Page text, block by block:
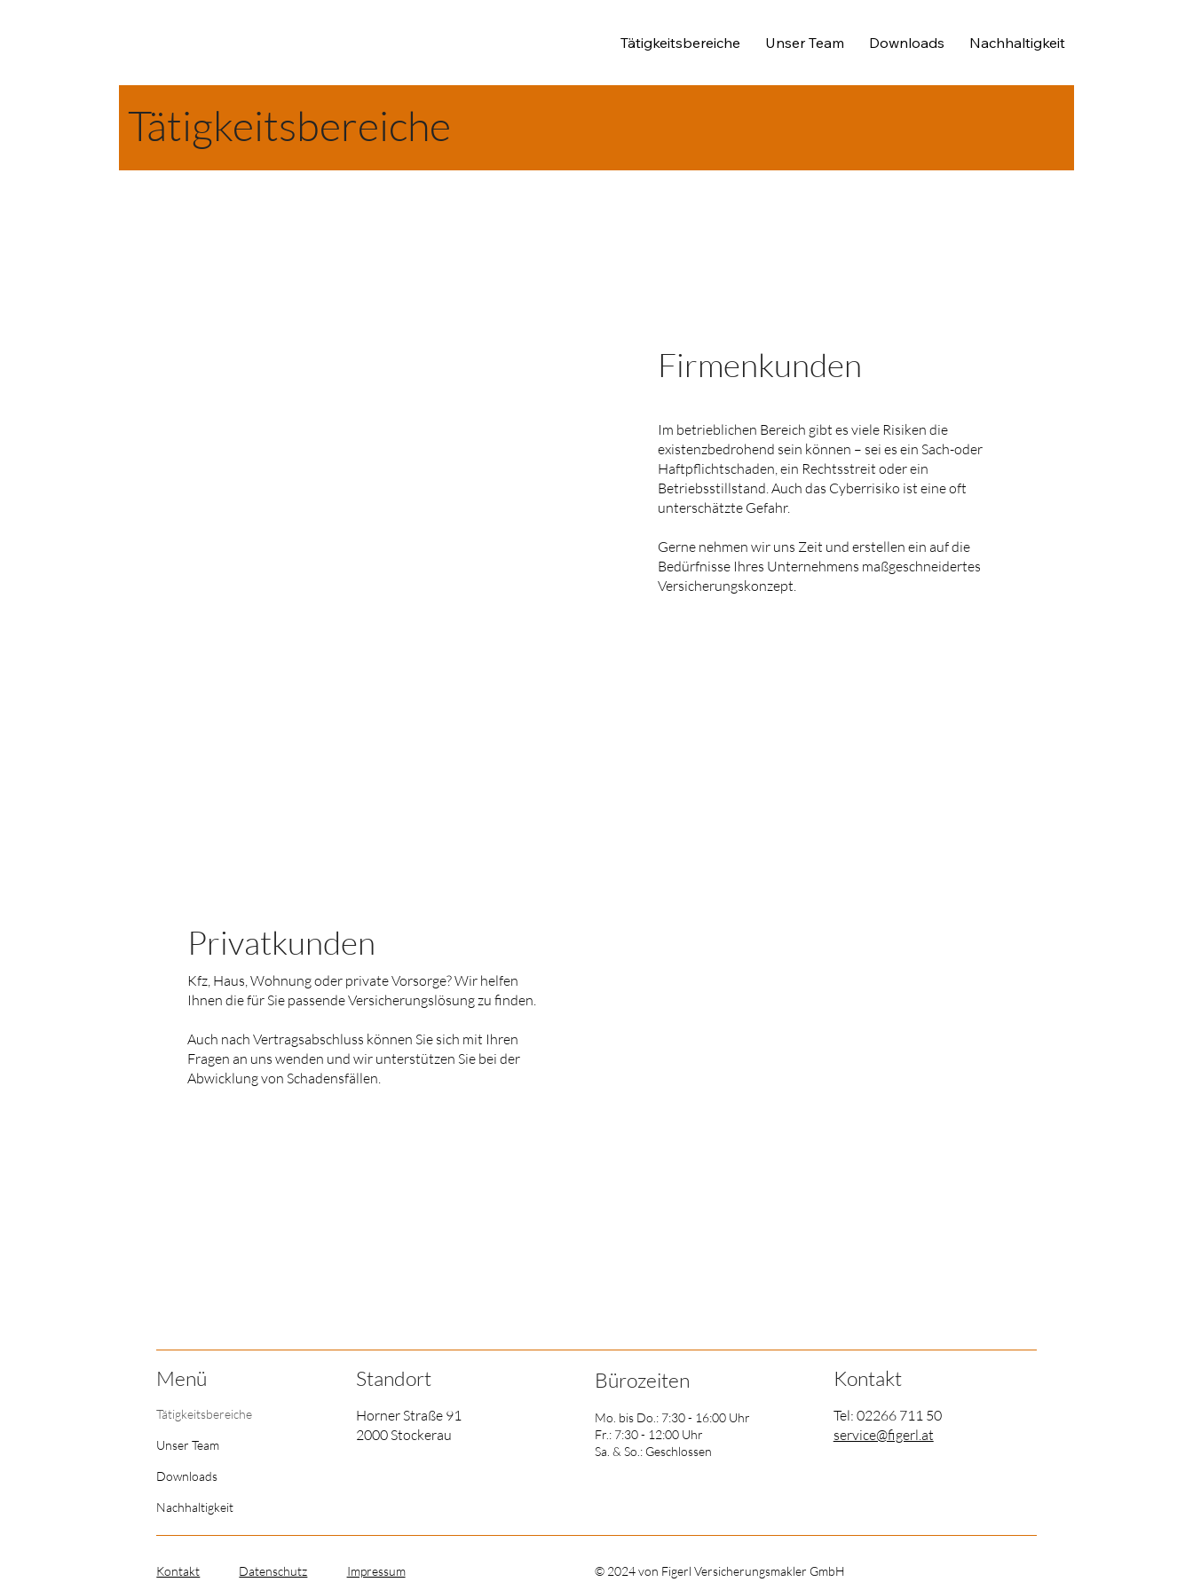
Tätigkeitsbereiche Unser Team Downloads Nachhaltigkeit
Tätigkeitsbereiche
Im betrieblichen Bereich gibt es viele Risiken die
existenzbedrohend sein können – sei es ein Sach-oder
Haftpflichtschaden, ein Rechtsstreit oder ein
Betriebsstillstand. Auch das Cyberrisiko ist eine oft
unterschätzte Gefahr.
Gerne nehmen wir uns Zeit und erstellen ein auf die
Bedürfnisse Ihres Unternehmens maßgeschneidertes
Versicherungskonzept.
Firmenkunden
Privatkunden
Kfz, Haus, Wohnung oder private Vorsorge? Wir helfen
Ihnen die für Sie passende Versicherungslösung zu finden.
Auch nach Vertragsabschluss können Sie sich mit Ihren
Fragen an uns wenden und wir unterstützen Sie bei der
Abwicklung von Schadensfällen.
Menü
Tätigkeitsbereiche
Unser Team
Downloads
Nachhaltigkeit
Standort
Horner Straße 91
2000 Stockerau
Bürozeiten
Mo. bis Do.: 7:30 - 16:00 Uhr
Fr.: 7:30 - 12:00 Uhr
Sa. & So.: Geschlossen
Kontakt
Tel: 02266 711 50
service@figerl.at
© 2024 von Figerl Versicherungsmakler GmbH
Kontakt Datenschutz Impressum